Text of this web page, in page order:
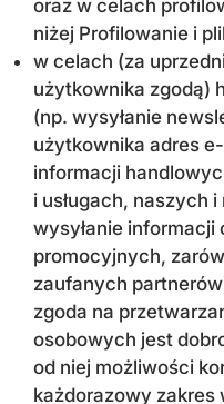
oraz w celach
niżej Profilowanie i
w celach (za
użytkownika zgodą)
(np. wysyłanie
użytkownika adres
informacji
i usługach, naszych
wysyłanie
promocyjnych,
zaufanych
zgoda na
osobowych jest
od niej możliwości
każdorazowy